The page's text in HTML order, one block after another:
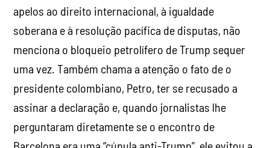
apelos ao direito internacional, à igualdade
soberana e à resolução pacífica de disputas, não
menciona o bloqueio petrolífero de Trump sequer
uma vez. Também chama a atenção o fato de o
presidente colombiano, Petro, ter se recusado a
assinar a declaração e, quando jornalistas lhe
perguntaram diretamente se o encontro de